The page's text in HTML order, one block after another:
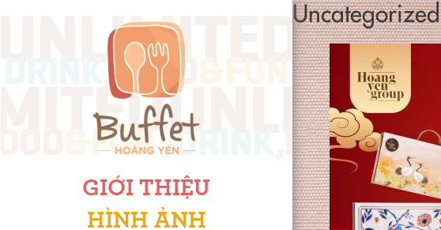
GIỚI THIỆU
HÌNH ẢNH
Uncategorized